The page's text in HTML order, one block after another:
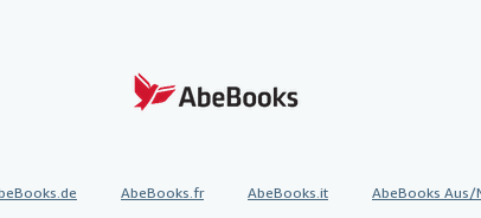
AbeBooks.fr AbeBooks.it AbeBooks Aus/